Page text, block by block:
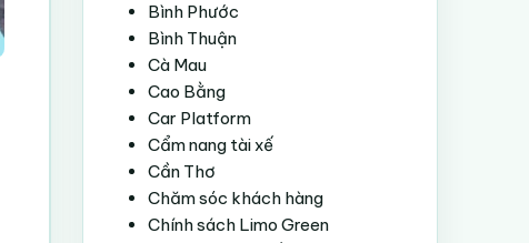
Bình Phước
Bình Thuận
Cà Mau
Cao Bằng
Car Platform
Cẩm nang tài xế
Cần Thơ
Chăm sóc khách hàng
Chính sách Limo Green